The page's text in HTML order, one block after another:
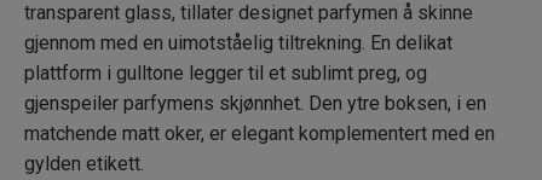
transparent glass, tillater designet parfymen å skinne
gjennom med en uimotståelig tiltrekning. En delikat
plattform i gulltone legger til et sublimt preg, og
gjenspeiler parfymens skjønnhet. Den ytre boksen, i en
matchende matt oker, er elegant komplementert med en
gylden etikett.